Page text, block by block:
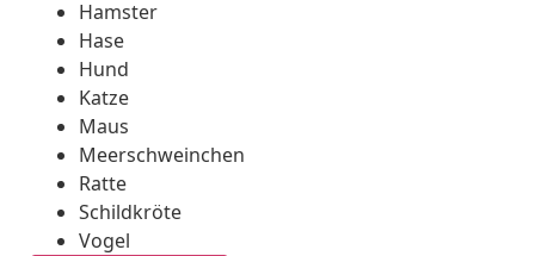
Hamster
Hase
Hund
Katze
Maus
Meerschweinchen
Ratte
Schildkröte
Vogel